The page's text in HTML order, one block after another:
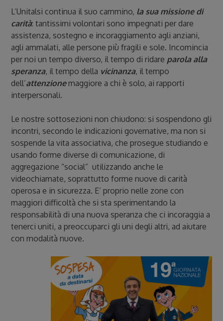
L’Unitalsi continua il suo cammino, la sua missione di
carità: tantissimi volontari sono impegnati per dare
assistenza, sostegno e incoraggiamento agli anziani,
agli ammalati, alle persone più fragili e sole. Incomincia
per noi un tempo diverso, il tempo di ridare parola alla
speranza, il tempo della vicinanza, il tempo
dell’attenzionemaggiore a chi è solo, ai rapporti
interpersonali.
Le nostre sottosezioni non chiudono: si sospendono gli
incontri, secondo le indicazioni governative, ma non si
sospende la vita associativa, che prosegue studiando e
usando forme diverse di comunicazione, di
aggregazione “social” utilizzando anche le
videochiamate, soprattutto forme nuove di carità
operosa e in sicurezza. E’ proprio nelle zone con
maggiori difficoltà che si sta sperimentando la
responsabilità di una nuova speranza che ci incoraggia a
tenerci uniti, a preoccuparci gli uni degli altri, ad aiutare
con modalità nuove.